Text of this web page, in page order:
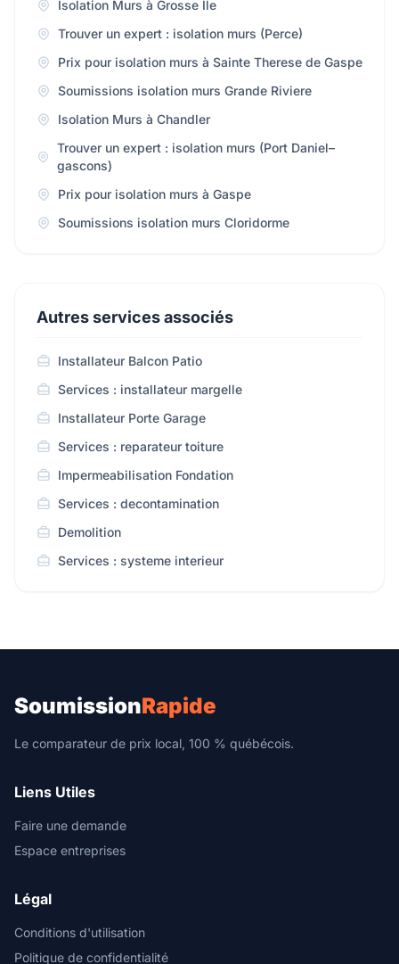
Isolation Murs à Grosse Ile
Trouver un expert : isolation murs (Perce)
Prix pour isolation murs à Sainte Therese de Gaspe
Soumissions isolation murs Grande Riviere
Isolation Murs à Chandler
Trouver un expert : isolation murs (Port Daniel–
gascons)
Prix pour isolation murs à Gaspe
Soumissions isolation murs Cloridorme
Autres services associés
Installateur Balcon Patio
Services : installateur margelle
Installateur Porte Garage
Services : reparateur toiture
Impermeabilisation Fondation
Services : decontamination
Demolition
Services : systeme interieur
SoumissionRapide
Le comparateur de prix local, 100 % québécois.
Liens Utiles
Faire une demande
Espace entreprises
Légal
Conditions d'utilisation
Politique de confidentialité